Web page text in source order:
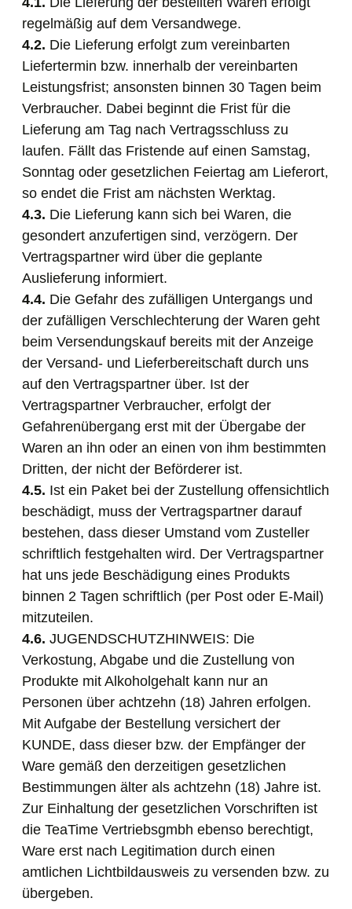
regelmäßig auf dem Versandwege.
4.2. Die Lieferung erfolgt zum vereinbarten
Liefertermin bzw. innerhalb der vereinbarten
Leistungsfrist; ansonsten binnen 30 Tagen beim
Verbraucher. Dabei beginnt die Frist für die
Lieferung am Tag nach Vertragsschluss zu
laufen. Fällt das Fristende auf einen Samstag,
Sonntag oder gesetzlichen Feiertag am Lieferort,
so endet die Frist am nächsten Werktag.
4.3. Die Lieferung kann sich bei Waren, die
gesondert anzufertigen sind, verzögern. Der
Vertragspartner wird über die geplante
Auslieferung informiert.
4.4. Die Gefahr des zufälligen Untergangs und
der zufälligen Verschlechterung der Waren geht
beim Versendungskauf bereits mit der Anzeige
der Versand- und Lieferbereitschaft durch uns
auf den Vertragspartner über. Ist der
Vertragspartner Verbraucher, erfolgt der
Gefahrenübergang erst mit der Übergabe der
Waren an ihn oder an einen von ihm bestimmten
Dritten, der nicht der Beförderer ist.
4.5. Ist ein Paket bei der Zustellung offensichtlich
beschädigt, muss der Vertragspartner darauf
bestehen, dass dieser Umstand vom Zusteller
schriftlich festgehalten wird. Der Vertragspartner
hat uns jede Beschädigung eines Produkts
binnen 2 Tagen schriftlich (per Post oder E-Mail)
mitzuteilen.
4.6. JUGENDSCHUTZHINWEIS: Die
Verkostung, Abgabe und die Zustellung von
Produkte mit Alkoholgehalt kann nur an
Personen über achtzehn (18) Jahren erfolgen.
Mit Aufgabe der Bestellung versichert der
KUNDE, dass dieser bzw. der Empfänger der
Ware gemäß den derzeitigen gesetzlichen
Bestimmungen älter als achtzehn (18) Jahre ist.
Zur Einhaltung der gesetzlichen Vorschriften ist
die TeaTime Vertriebsgmbh ebenso berechtigt,
Ware erst nach Legitimation durch einen
amtlichen Lichtbildausweis zu versenden bzw. zu
übergeben.